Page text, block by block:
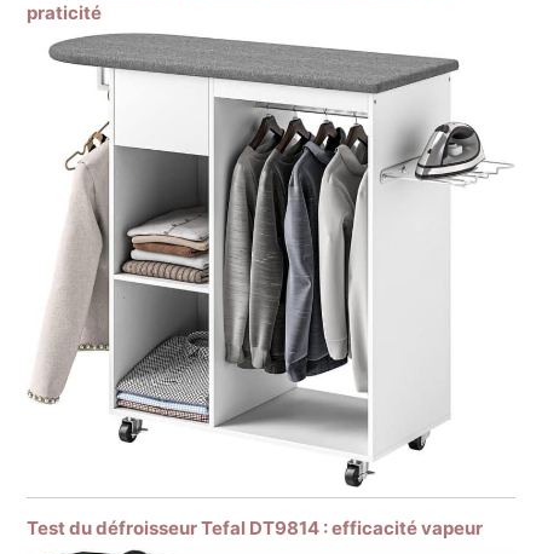
praticité
Test du défroisseur Tefal DT9814 : efficacité vapeur